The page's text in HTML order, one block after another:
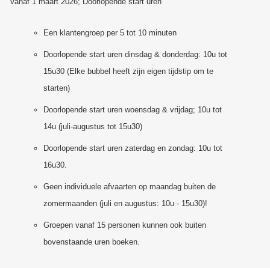
Een klantengroep per 5 tot 10 minuten
Doorlopende start uren dinsdag & donderdag: 10u tot
15u30 (Elke bubbel heeft zijn eigen tijdstip om te
starten)
Doorlopende start uren woensdag & vrijdag; 10u tot
14u (juli-augustus tot 15u30)
Doorlopende start uren zaterdag en zondag: 10u tot
16u30.
Geen individuele afvaarten op maandag buiten de
zomermaanden (juli en augustus: 10u - 15u30)!
Groepen vanaf 15 personen kunnen ook buiten
bovenstaande uren boeken.